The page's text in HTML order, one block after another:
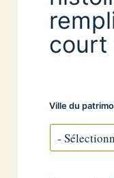
court
Ville du